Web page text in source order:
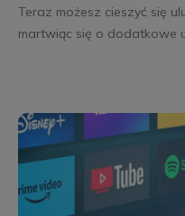
Teraz możesz cieszyć się
martwiąc się o dodatkowe